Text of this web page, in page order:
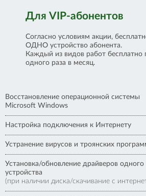
Для VIP-абонентов
Согласно условиям акции,
ОДНО устройство абонента.
Каждый из видов работ бесплатно
одного раза в месяц.
Восстановление операционной системы
Microsoft Windows
Настройка подключения к Интернету
Устранение вирусов и троянских
Установка/обновление драйверов одного
устройства
(при наличии диска/скачивание с